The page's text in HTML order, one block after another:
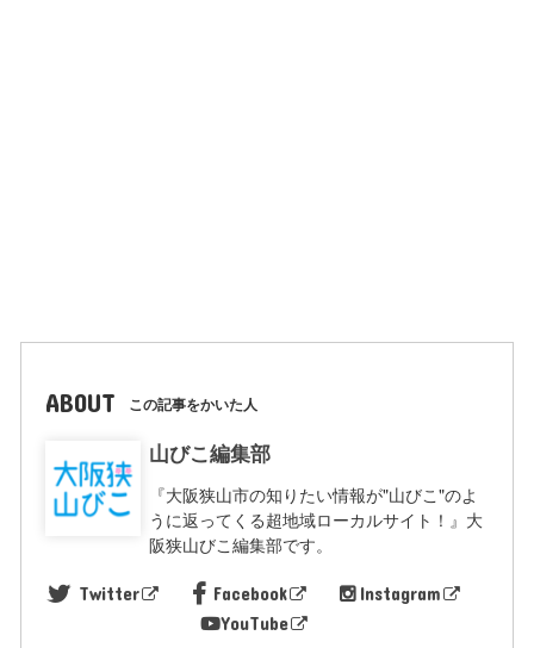
ABOUT この記事をかいた人
山びこ編集部
『大阪狭山市の知りたい情報が"山びこ"のよ
うに返ってくる超地域ローカルサイト！』大
阪狭山びこ編集部です。
Twitter Facebook
Instagram
YouTube